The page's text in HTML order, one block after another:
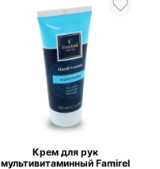
Крем для рук
мультивитаминный Famirel